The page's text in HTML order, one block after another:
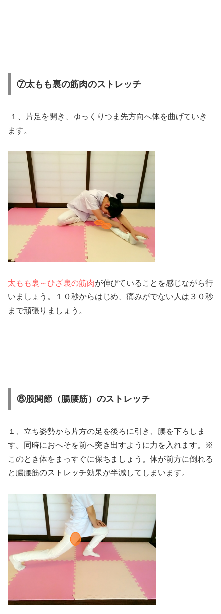
⑦太もも裏の筋肉のストレッチ
１、片足を開き、ゆっくりつま先方向へ体を曲げていき
ます。
太もも裏～ひざ裏の筋肉が伸びていることを感じながら行
いましょう。１０秒からはじめ、痛みがでない人は３０秒
まで頑張りましょう。
⑧股関節（腸腰筋）のストレッチ
１、立ち姿勢から片方の足を後ろに引き、腰を下ろしま
す。同時におへそを前へ突き出すように力を入れます。※
このとき体をまっすぐに保ちましょう。体が前方に倒れる
と腸腰筋のストレッチ効果が半減してしまいます。